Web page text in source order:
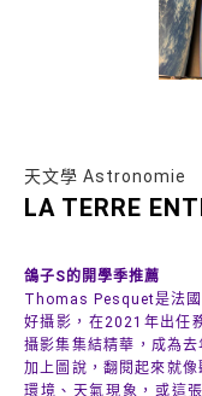
天文學 Astronomie
LA TERRE
鴿子S的開學季推薦
Thomas Pesquet是法國
好攝影，在2021年出任
攝影集集結精華，成為
加上圖說，翻閱起來就
環境、天氣現象，或這